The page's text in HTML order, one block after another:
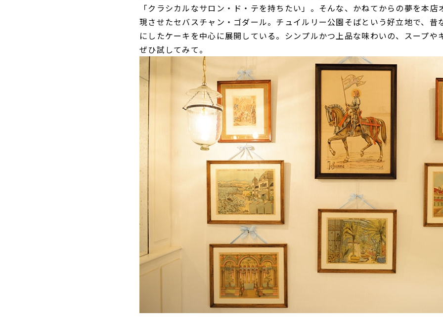
「クラシカルなサロン・ド・テを持ちたい」。そんな、かねてからの夢を本店
現させたセバスチャン・ゴダール。チュイルリー公園そばという好立地で、昔
にしたケーキを中心に展開している。シンプルかつ上品な味わいの、スープや
ぜひ試してみて。